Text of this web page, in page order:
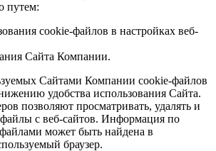
путем:
cookie-файлов в настройках веб-
Сайта Компании.
Сайтами Компании cookie-файлов
удобства использования Сайта.
позволяют просматривать, удалять и
c веб-сайтов. Информация по
может быть найдена в
браузер.